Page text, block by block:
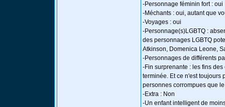
-Personnage féminin fort : oui
-Méchants : oui, autant que
-Voyages : oui
-Personnage(s)LGBTQ :
des personnages LGBTQ
Atkinson, Domenica Leone,
-Personnages de différents
-Fin surprenante : les fins
terminée. Et ce n'est
personnes corrompues que
-Extra : Non
-Un enfant intelligent de